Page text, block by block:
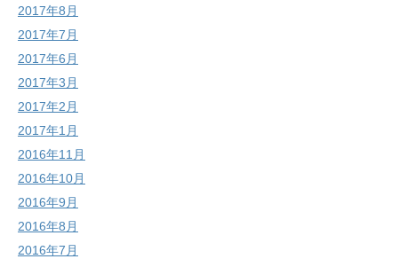
2017年8月
2017年7月
2017年6月
2017年3月
2017年2月
2017年1月
2016年11月
2016年10月
2016年9月
2016年8月
2016年7月